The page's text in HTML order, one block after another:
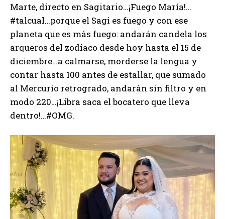
Marte, directo en Sagitario…¡Fuego María!…
#talcual…porque el Sagi es fuego y con ese
planeta que es más fuego: andarán candela los
arqueros del zodiaco desde hoy hasta el 15 de
diciembre…a calmarse, morderse la lengua y
contar hasta 100 antes de estallar, que sumado
al Mercurio retrogrado, andarán sin filtro y en
modo 220…¡Libra saca el bocatero que lleva
dentro!…#OMG.